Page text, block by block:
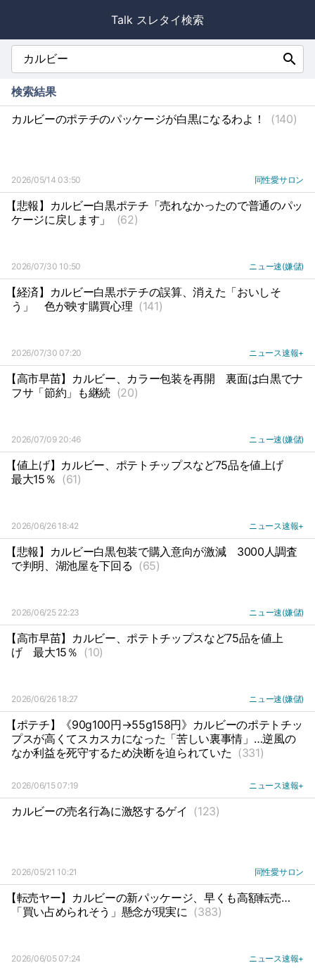
Talk スレタイ検索
search
検索結果
カルビーのポテチのパッケージが白黒になるわよ！
(140)
2026/05/14 03:50 同性愛サロン
【悲報】カルビー白黒ポテチ「売れなかったので普通のパッ
ケージに戻します」
(62)
2026/07/30 10:50 ニュー速(嫌儲)
【経済】カルビー白黒ポテチの誤算、消えた「おいしそ
う」
色が映す購買心理 (141)
2026/07/30 07:20 ニュース速報+
【高市早苗】カルビー、カラー包装を再開
裏面は白黒でナ
フサ「節約」も継続 (20)
2026/07/09 20:46 ニュー速(嫌儲)
【値上げ】カルビー、ポテトチップスなど75品を値上げ
最大15％ (61)
2026/06/26 18:42 ニュース速報+
【悲報】カルビー白黒包装で購入意向が激減
3000人調査
で判明、湖池屋を下回る (65)
2026/06/25 22:23 ニュー速(嫌儲)
【高市早苗】カルビー、ポテトチップスなど75品を値上
げ
最大15％ (10)
2026/06/26 18:27 ニュー速(嫌儲)
【ポテチ】《90g100円→55g158円》カルビーのポテトチッ
プスが高くてスカスカになった「苦しい裏事情」…逆風の
なか利益を死守するため決断を迫られていた (331)
2026/06/15 07:19 ニュース速報+
カルビーの売名行為に激怒するゲイ (123)
2026/05/21 10:21 同性愛サロン
【転売ヤー】カルビーの新パッケージ、早くも高額転売…
「買い占められそう」懸念が現実に (383)
2026/06/05 07:24 ニュース速報+